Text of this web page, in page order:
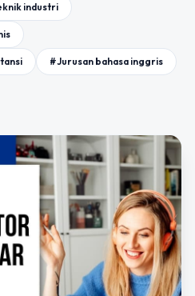
industri
#Jurusan bahasa inggris